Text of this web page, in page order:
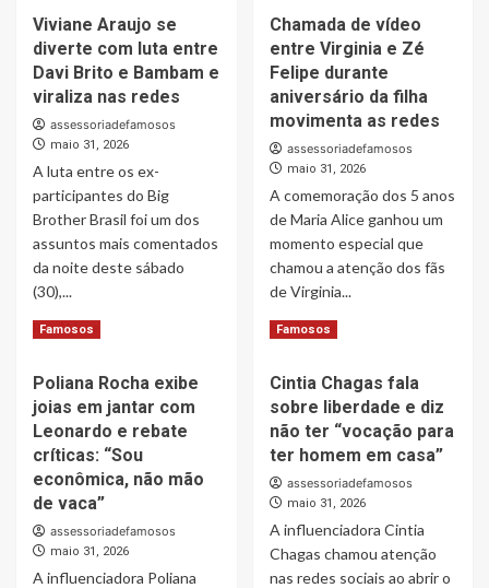
na
moda
e
na
Coluna
Super
Carros
com
Manoel
Soares:
GTI
Roadster
Vision
Turismo
une
503
cv,
fibra
carbono
e
visual
extremo
Viviane Araujo se
diverte com luta entre
Davi Brito e Bambam e
viraliza nas redes
assessoriadefamosos
maio 31, 2026
A luta entre os ex-
participantes do Big
Brother Brasil foi um dos
assuntos mais comentados
da noite deste sábado
(30),...
Read More Read
more
Viviane
Araujo
se
diverte
com
luta
Davi
Brito
e
Chamada de vídeo
entre Virginia e Zé
Felipe durante
aniversário da filha
movimenta as redes
assessoriadefamosos
maio 31, 2026
A comemoração dos 5 anos
de Maria Alice ganhou um
momento especial que
chamou a atenção dos fãs
de Virginia...
Read More Read
more
Chamada
de
vídeo
entre
e
Zé
Felipe
durante
aniversário
Famosos
Poliana Rocha exibe
joias em jantar com
Leonardo e rebate
críticas: “Sou
econômica, não mão
de vaca”
assessoriadefamosos
maio 31, 2026
A influenciadora Poliana
Famosos
Cintia Chagas fala
sobre liberdade e diz
não ter “vocação para
ter homem em casa”
assessoriadefamosos
maio 31, 2026
A influenciadora Cintia
Chagas chamou atenção
nas redes sociais ao abrir o